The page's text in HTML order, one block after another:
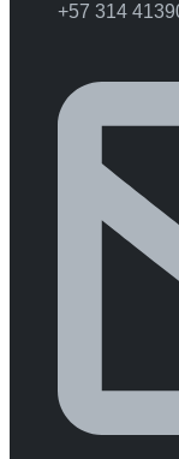
+57 314